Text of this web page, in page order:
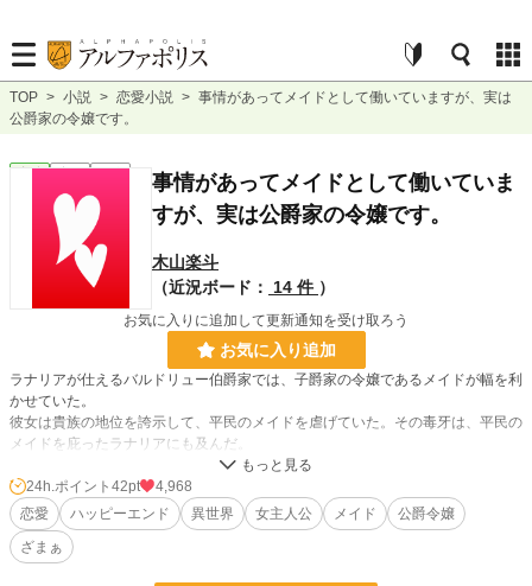
TOP > 小説 > 恋愛小説 > 事情があってメイドとして働いていますが、実は
公爵家の令嬢です。
恋愛 完結 短編
事情があってメイドとして働いていま
すが、実は公爵家の令嬢です。
木山楽斗
（近況ボード：
14 件 ）
お気に入りに追加して更新通知を受け取ろう
お気に入り追加
ラナリアが仕えるバルドリュー伯爵家では、子爵家の令嬢であるメイドが幅を利
かせていた。
彼女は貴族の地位を誇示して、平民のメイドを虐げていた。その毒牙は、平民の
メイドを庇ったラナリアにも及んだ。
しかし彼女は知らなかった。ラナリアは事情があって伯爵家に仕えている公爵令
嬢だったのである。
小説
7,523 位 / 66,363 件
24h.ポイント 42pt
4,968
恋愛
ハッピーエンド 異世界 女主人公 メイド
公爵令嬢
ざまぁ